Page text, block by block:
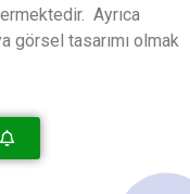
Ayrıca
görsel tasarımı olmak